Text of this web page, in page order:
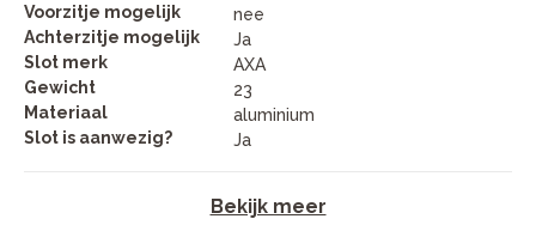
Voorzitje mogelijk
nee
Achterzitje mogelijk
Ja
Slot merk
AXA
Gewicht
23
Materiaal
aluminium
Slot is aanwezig?
Ja
Bekijk meer